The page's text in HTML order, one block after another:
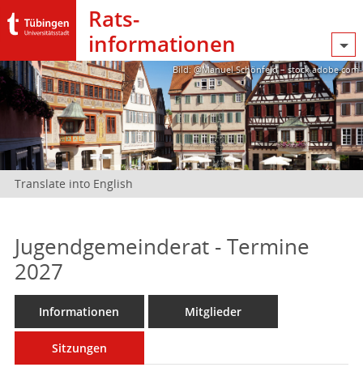
Rats­
informationen
Bild: @Manuel Schönfeld – stock.adobe.com
Translate into English
Jugendgemeinderat - Termine
2027
Informationen Mitglieder
Sitzungen